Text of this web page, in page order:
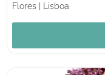
Flores Lisboa